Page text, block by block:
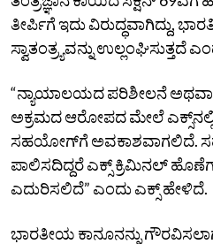
ತೀರ್ಪಿಗೆ ಇದು ವಿರುದ್ಧವಾಗಿದ್ದು,
ಸ್ವಾತಂತ್ರ್ಯವನ್ನು ಉಲ್ಲಂಘಿಸುತ್ತದೆ
“ನ್ಯಾಯಾಲಯದ ಪರಿಶೀಲನೆ
ಅಕ್ರಮದ ಆರೋಪದ ಮೇಲೆ
ಸಹಯೋಗ್‌ಗೆ ಅವಕಾಶವಾಗಲಿದೆ.
ಪಾಲಿಸದಿದ್ದರೆ ಎಕ್ಸ್‌ ಕ್ರಿಮಿನಲ್‌
ಎದುರಿಸಲಿದೆ” ಎಂದು ಎಕ್ಸ್‌ ಹೇಳಿದೆ.
ಭಾರತೀಯ ಕಾನೂನನ್ನು